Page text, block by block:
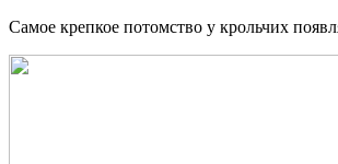
Самое крепкое потомство у крольчих